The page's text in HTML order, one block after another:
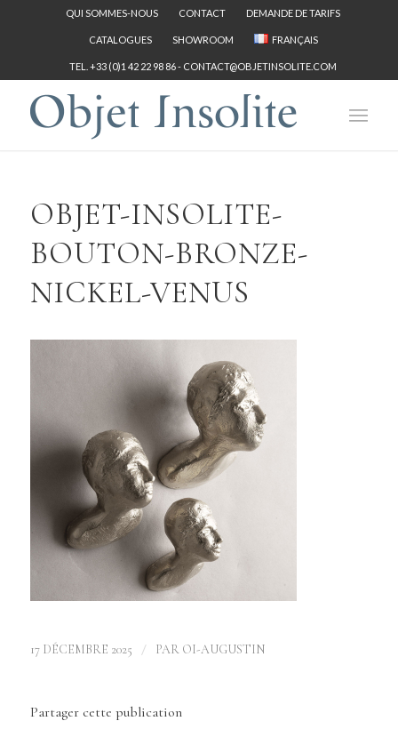
QUI SOMMES-NOUS CONTACT DEMANDE DE TARIFS
CATALOGUES SHOWROOM FRANÇAIS
TEL. +33 (0)1 42 22 98 86 - CONTACT@OBJETINSOLITE.COM
OBJET-INSOLITE-
BOUTON-BRONZE-
NICKEL-VENUS
17 DÉCEMBRE 2025 / PAR OI-AUGUSTIN
Partager cette publication